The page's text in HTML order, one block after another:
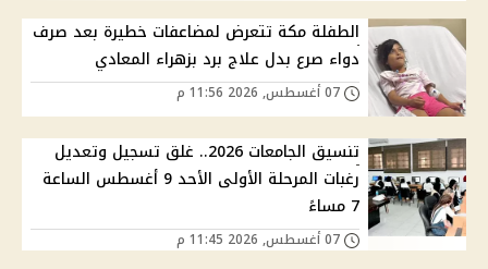
الطفلة مكة تتعرض لمضاعفات خطيرة بعد صرف
دواء صرع بدل علاج برد بزهراء المعادي
تنسيق الجامعات 2026.. غلق تسجيل وتعديل
رغبات المرحلة الأولى الأحد 9 أغسطس الساعة
7 مساءً